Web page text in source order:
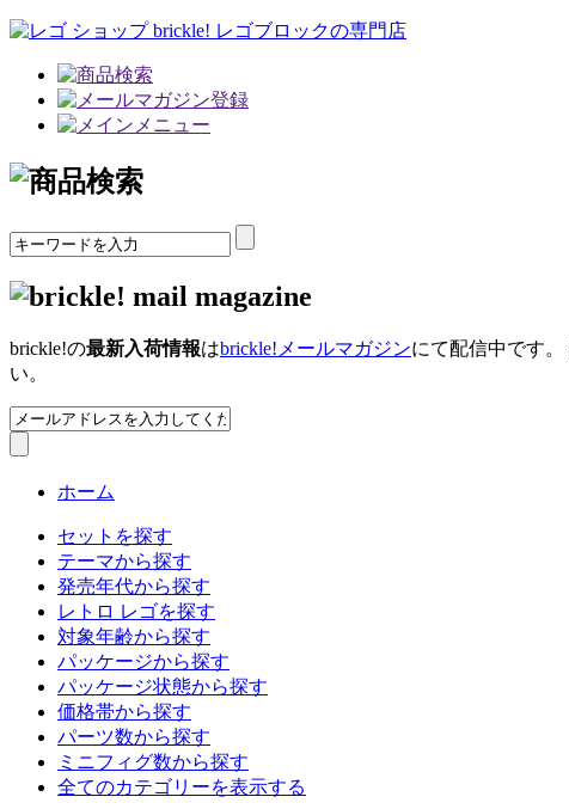
brickle!の最新入荷情報はbrickle!メールマガジンにて配信中です。
い。
ホーム
セットを探す
テーマから探す
発売年代から探す
レトロ レゴを探す
対象年齢から探す
パッケージから探す
パッケージ状態から探す
価格帯から探す
パーツ数から探す
ミニフィグ数から探す
全てのカテゴリーを表示する